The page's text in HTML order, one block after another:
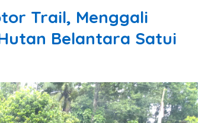
Trail, Menggali
Belantara Satui